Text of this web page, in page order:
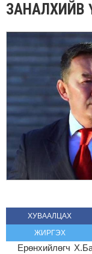
ЗАНАЛХИЙВ
ХУВААЛЦАХ
ЖИРГЭХ
Ерөнхийлөгч